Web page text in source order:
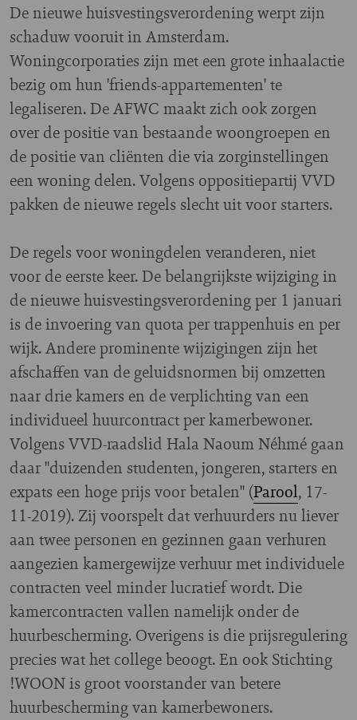
De nieuwe huisvestingsverordening werpt zijn
schaduw vooruit in Amsterdam.
Woningcorporaties zijn met een grote inhaalactie
bezig om hun 'friends-appartementen' te
legaliseren. De AFWC maakt zich ook zorgen
over de positie van bestaande woongroepen en
de positie van cliënten die via zorginstellingen
een woning delen. Volgens oppositiepartij VVD
pakken de nieuwe regels slecht uit voor starters.
De regels voor woningdelen veranderen, niet
voor de eerste keer. De belangrijkste wijziging in
de nieuwe huisvestingsverordening per 1 januari
is de invoering van quota per trappenhuis en per
wijk. Andere prominente wijzigingen zijn het
afschaffen van de geluidsnormen bij omzetten
naar drie kamers en de verplichting van een
individueel huurcontract per kamerbewoner.
Volgens VVD-raadslid Hala Naoum Néhmé gaan
daar "duizenden studenten, jongeren, starters en
expats een hoge prijs voor betalen" (Parool, 17-
11-2019). Zij voorspelt dat verhuurders nu liever
aan twee personen en gezinnen gaan verhuren
aangezien kamergewijze verhuur met individuele
contracten veel minder lucratief wordt. Die
kamercontracten vallen namelijk onder de
huurbescherming. Overigens is die prijsregulering
precies wat het college beoogt. En ook Stichting
!WOON is groot voorstander van betere
huurbescherming van kamerbewoners.